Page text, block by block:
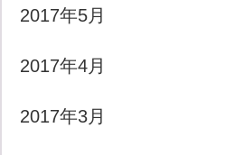
2017年5月
2017年4月
2017年3月